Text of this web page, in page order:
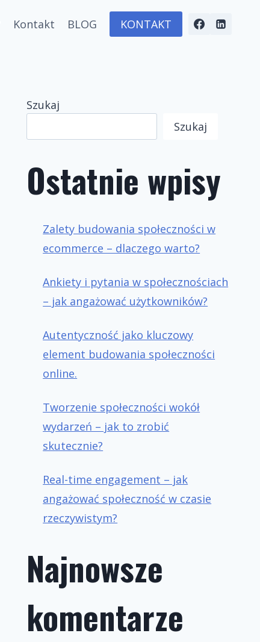
Kontakt BLOG KONTAKT
Szukaj
Szukaj
Ostatnie wpisy
Zalety budowania społeczności w
ecommerce – dlaczego warto?
Ankiety i pytania w społecznościach
– jak angażować użytkowników?
Autentyczność jako kluczowy
element budowania społeczności
online.
Tworzenie społeczności wokół
wydarzeń – jak to zrobić
skutecznie?
Real-time engagement – jak
angażować społeczność w czasie
rzeczywistym?
Najnowsze
komentarze